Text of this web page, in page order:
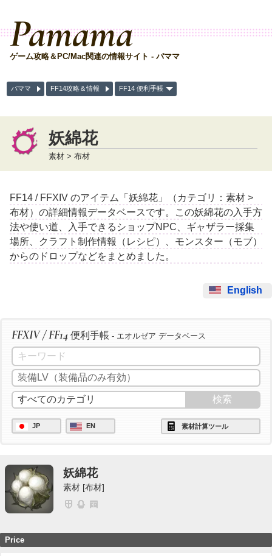
Pamama
ゲーム攻略＆PC/Mac関連の情報サイト - パママ
パママ FF14攻略＆情報 FF14 便利手帳
妖綿花
素材 > 布材
FF14 / FFXIV のアイテム「妖綿花」（カテゴリ：素材 >
布材）の詳細情報データベースです。この妖綿花の入手方
法や使い道、入手できるショップNPC、ギャザラー採集
場所、クラフト制作情報（レシピ）、モンスター（モブ）
からのドロップなどをまとめました。
English
FFXIV / FF14 便利手帳 - エオルゼア データベース
JP EN 素材計算ツール
妖綿花
素材 [布材]
Price